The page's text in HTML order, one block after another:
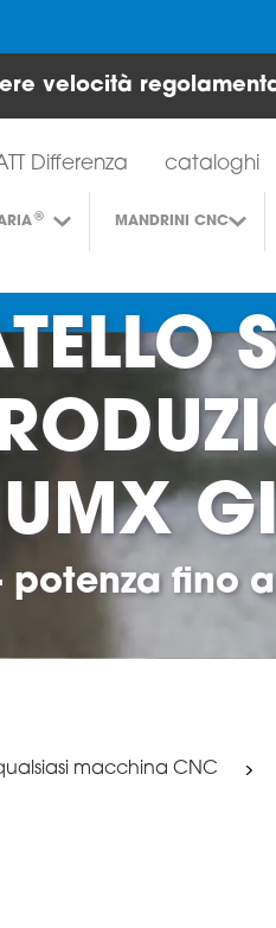
velocità
Strumenti per turbine ad
Differenza cataloghi
® MANDRINI CNC
fino
macchina CNC